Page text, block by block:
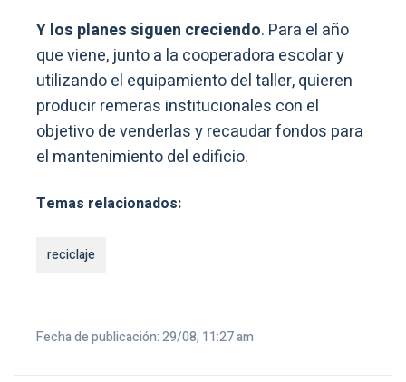
Y los planes siguen creciendo. Para el año
que viene, junto a la cooperadora escolar y
utilizando el equipamiento del taller, quieren
producir remeras institucionales con el
objetivo de venderlas y recaudar fondos para
el mantenimiento del edificio.
Temas relacionados:
reciclaje
Fecha de publicación: 29/08, 11:27 am